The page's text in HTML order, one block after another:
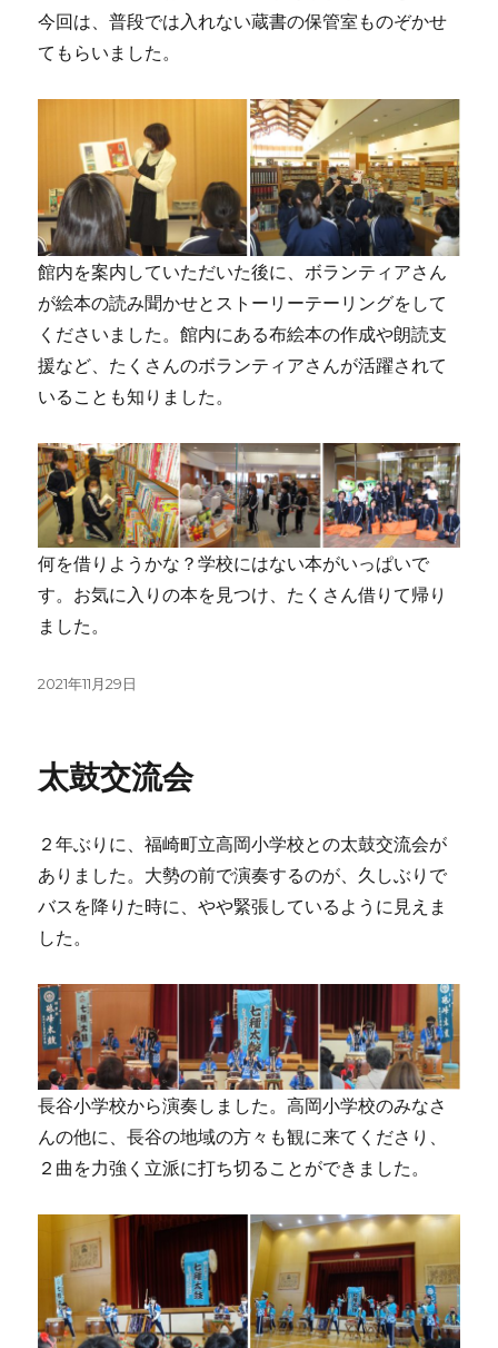
今回は、普段では入れない蔵書の保管室ものぞかせ
てもらいました。
館内を案内していただいた後に、ボランティアさん
が絵本の読み聞かせとストーリーテーリングをして
くださいました。館内にある布絵本の作成や朗読支
援など、たくさんのボランティアさんが活躍されて
いることも知りました。
何を借りようかな？学校にはない本がいっぱいで
す。お気に入りの本を見つけ、たくさん借りて帰り
ました。
投
2021年11月29日
太鼓交流会
２年ぶりに、福崎町立高岡小学校との太鼓交流会が
ありました。大勢の前で演奏するのが、久しぶりで
バスを降りた時に、やや緊張しているように見えま
した。
長谷小学校から演奏しました。高岡小学校のみなさ
んの他に、長谷の地域の方々も観に来てくださり、
２曲を力強く立派に打ち切ることができました。